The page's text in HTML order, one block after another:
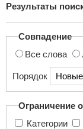
поиска...
Результаты
Совпадение
Все слова
Порядок
Ограничение
Категории